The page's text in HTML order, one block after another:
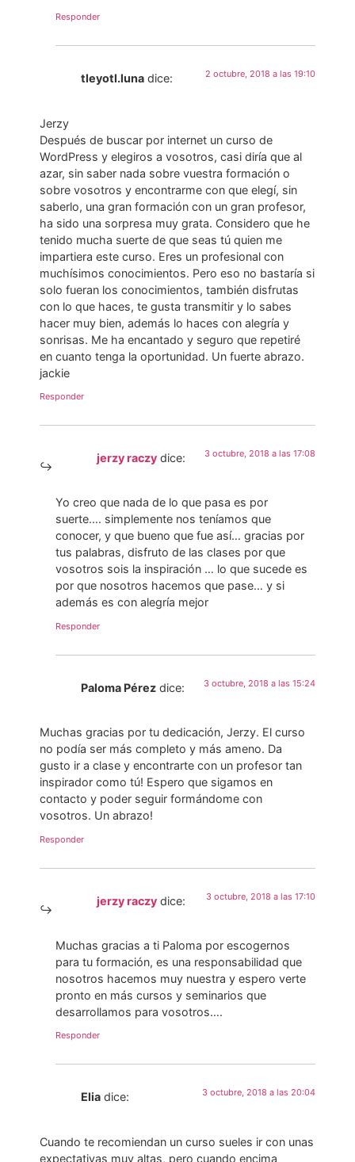
Responder
tleyotl.luna dice: 2 octubre, 2018 a las 19:10
Jerzy
Después de buscar por internet un curso de
WordPress y elegiros a vosotros, casi diría que al
azar, sin saber nada sobre vuestra formación o
sobre vosotros y encontrarme con que elegí, sin
saberlo, una gran formación con un gran profesor,
ha sido una sorpresa muy grata. Considero que he
tenido mucha suerte de que seas tú quien me
impartiera este curso. Eres un profesional con
muchísimos conocimientos. Pero eso no bastaría si
solo fueran los conocimientos, también disfrutas
con lo que haces, te gusta transmitir y lo sabes
hacer muy bien, además lo haces con alegría y
sonrisas. Me ha encantado y seguro que repetiré
en cuanto tenga la oportunidad. Un fuerte abrazo.
jackie
Responder
jerzy raczy dice: 3 octubre, 2018 a las 17:08
Yo creo que nada de lo que pasa es por
suerte…. simplemente nos teníamos que
conocer, y que bueno que fue así… gracias por
tus palabras, disfruto de las clases por que
vosotros sois la inspiración … lo que sucede es
por que nosotros hacemos que pase… y si
además es con alegría mejor
Responder
Paloma Pérez dice: 3 octubre, 2018 a las 15:24
Muchas gracias por tu dedicación, Jerzy. El curso
no podía ser más completo y más ameno. Da
gusto ir a clase y encontrarte con un profesor tan
inspirador como tú! Espero que sigamos en
contacto y poder seguir formándome con
vosotros. Un abrazo!
Responder
jerzy raczy dice: 3 octubre, 2018 a las 17:10
Muchas gracias a ti Paloma por escogernos
para tu formación, es una responsabilidad que
nosotros hacemos muy nuestra y espero verte
pronto en más cursos y seminarios que
desarrollamos para vosotros….
Responder
Elia dice: 3 octubre, 2018 a las 20:04
Cuando te recomiendan un curso sueles ir con unas
expectativas muy altas, pero cuando encima